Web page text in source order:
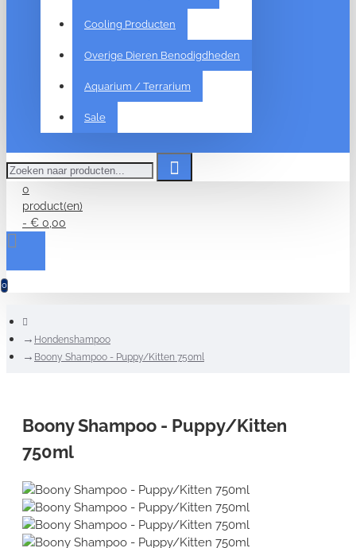
Cooling Producten
Overige Dieren Benodigdheden
Aquarium / Terrarium
Sale
naar
producten...
0
product(en)
- € 0,00
0
Hondenshampoo
Boony Shampoo - Puppy/Kitten 750ml
Boony Shampoo - Puppy/Kitten
750ml